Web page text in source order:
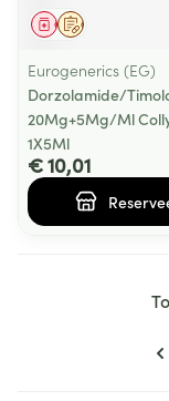
Op voorschrift
Geneesmiddel
Eurogenerics (EG)
Dorzolamide/
20Mg+5Mg/Ml
1X5Ml
€ 10,01